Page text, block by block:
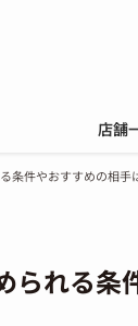
店舗
条件やおすすめの相手
れる条